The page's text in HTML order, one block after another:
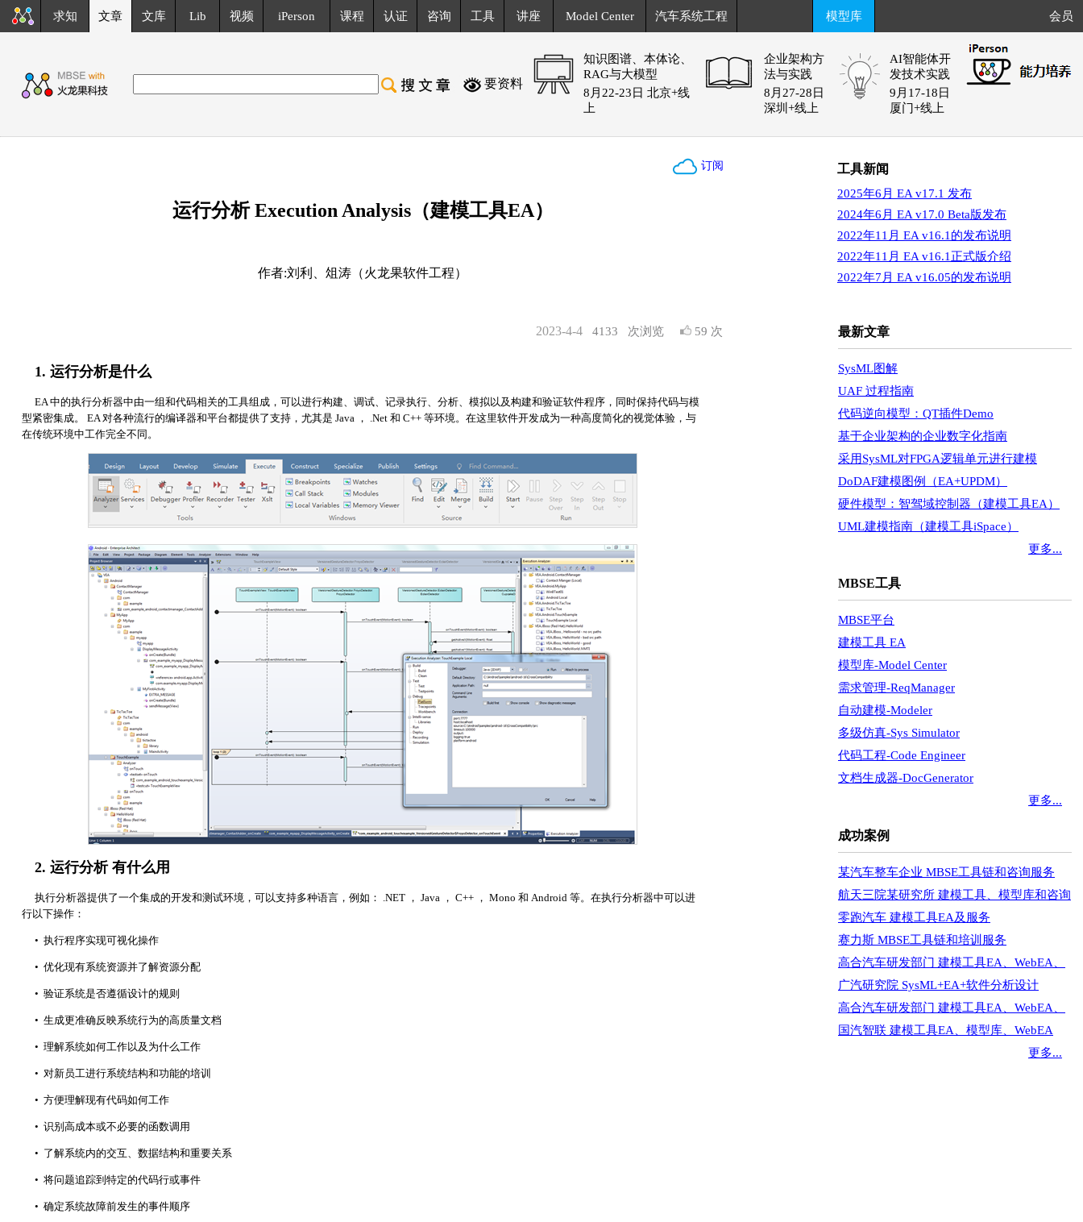
求知 文章 文库 Lib 视频 iPerson 课程 认证 咨询 工具 讲座 Model Center 汽车系统工程 模型库 会员
要资料
知识图谱、本体论、
RAG与大模型
8月22-23日 北京+线
上
企业架构方
法与实践
8月27-28日
深圳+线上
AI智能体开
发技术实践
9月17-18日
厦门+线上
订阅
运行分析 Execution Analysis（建模工具EA）
作者:刘利、俎涛（火龙果软件工程）
4133 次浏览 59 次
2023-4-4
1. 运行分析是什么
EA 中的执行分析器中由一组和代码相关的工具组成，可以进行构建、调试、记录执行、分析、模拟以及构建和验证软件程序，同时保持代码与模
型紧密集成。 EA 对各种流行的编译器和平台都提供了支持，尤其是 Java ， .Net 和 C++ 等环境。在这里软件开发成为一种高度简化的视觉体验，与
在传统环境中工作完全不同。
2. 运行分析 有什么用
执行分析器提供了一个集成的开发和测试环境，可以支持多种语言，例如： .NET ， Java ， C++ ， Mono 和 Android 等。在执行分析器中可以进
行以下操作：
• 执行程序实现可视化操作
• 优化现有系统资源并了解资源分配
• 验证系统是否遵循设计的规则
• 生成更准确反映系统行为的高质量文档
• 理解系统如何工作以及为什么工作
• 对新员工进行系统结构和功能的培训
• 方便理解现有代码如何工作
• 识别高成本或不必要的函数调用
• 了解系统内的交互、数据结构和重要关系
• 将问题追踪到特定的代码行或事件
• 确定系统故障前发生的事件顺序
工具新闻
2025年6月 EA v17.1 发布
2024年6月 EA v17.0 Beta版发布
2022年11月 EA v16.1的发布说明
2022年11月 EA v16.1正式版介绍
2022年7月 EA v16.05的发布说明
最新文章
SysML图解
UAF 过程指南
代码逆向模型：QT插件Demo
基于企业架构的企业数字化指南
采用SysML对FPGA逻辑单元进行建模
DoDAF建模图例（EA+UPDM）
硬件模型：智驾域控制器（建模工具EA）
UML建模指南（建模工具iSpace）
更多...
MBSE工具
MBSE平台
建模工具 EA
模型库-Model Center
需求管理-ReqManager
自动建模-Modeler
多级仿真-Sys Simulator
代码工程-Code Engineer
文档生成器-DocGenerator
更多...
成功案例
某汽车整车企业 MBSE工具链和咨询服务
航天三院某研究所 建模工具、模型库和咨询
零跑汽车 建模工具EA及服务
赛力斯 MBSE工具链和培训服务
高合汽车研发部门 建模工具EA、WebEA、
广汽研究院 SysML+EA+软件分析设计
高合汽车研发部门 建模工具EA、WebEA、
国汽智联 建模工具EA、模型库、WebEA
更多...